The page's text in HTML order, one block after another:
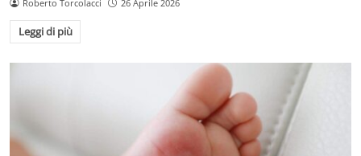
Roberto Torcolacci 26 Aprile 2026
Leggi di più